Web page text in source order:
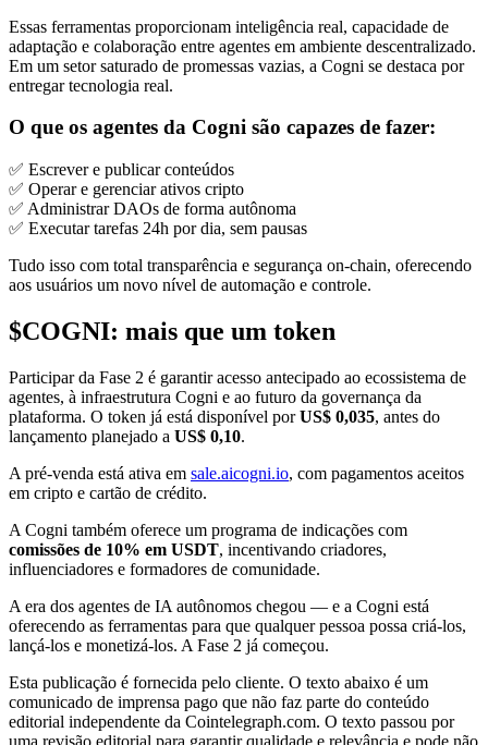
Essas ferramentas proporcionam inteligência real, capacidade de
adaptação e colaboração entre agentes em ambiente descentralizado.
Em um setor saturado de promessas vazias, a Cogni se destaca por
entregar tecnologia real.
O que os agentes da Cogni são capazes de fazer:
✅ Escrever e publicar conteúdos
✅ Operar e gerenciar ativos cripto
✅ Administrar DAOs de forma autônoma
✅ Executar tarefas 24h por dia, sem pausas
Tudo isso com total transparência e segurança on-chain, oferecendo
aos usuários um novo nível de automação e controle.
$COGNI: mais que um token
Participar da Fase 2 é garantir acesso antecipado ao ecossistema de
agentes, à infraestrutura Cogni e ao futuro da governança da
plataforma. O token já está disponível porUS$ 0,035, antes do
lançamento planejado a US$ 0,10.
A pré-venda está ativa em sale.aicogni.io, com pagamentos aceitos
em cripto e cartão de crédito.
A Cogni também oferece um programa de indicações com
comissões de 10% em USDT, incentivando criadores,
influenciadores e formadores de comunidade.
A era dos agentes de IA autônomos chegou — e a Cogni está
oferecendo as ferramentas para que qualquer pessoa possa criá-los,
lançá-los e monetizá-los. A Fase 2 já começou.
Esta publicação é fornecida pelo cliente. O texto abaixo é um
comunicado de imprensa pago que não faz parte do conteúdo
editorial independente da Cointelegraph.com. O texto passou por
uma revisão editorial para garantir qualidade e relevância e pode não